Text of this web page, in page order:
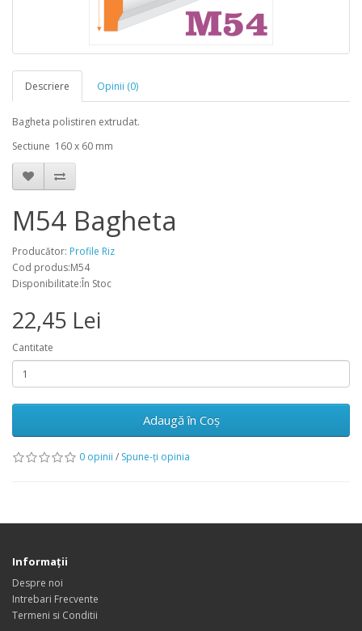
Descriere Opinii (0)
Bagheta polistiren extrudat.
Sectiune 160 x 60 mm
M54 Bagheta
Producător: Profile Riz
Cod produs:M54
Disponibilitate:În Stoc
22,45 Lei
Cantitate
Adaugă în Coş
0 opinii / Spune-ţi opinia
Informaţii
Despre noi
Intrebari Frecvente
Termeni si Conditii